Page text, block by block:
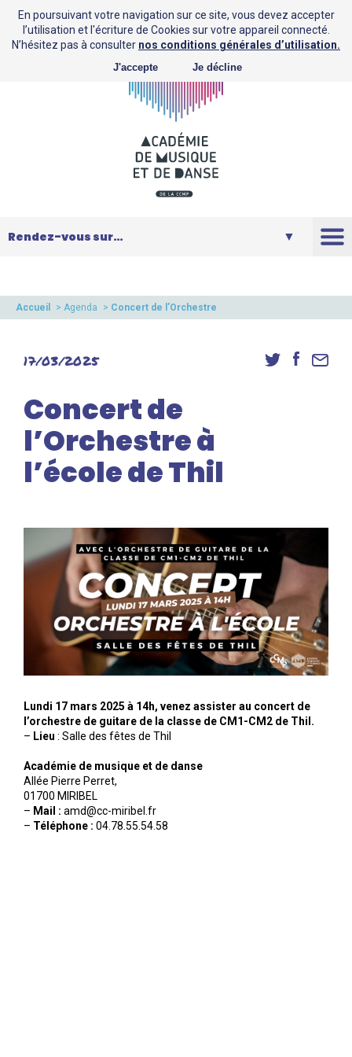
Saison
Danse
Accès élèves et familles
Accueil > Agenda > Concert de l’Orchestre
17/03/2025
Concert de
l’Orchestre à
l’école de Thil
Lundi 17 mars 2025 à 14h, venez assister au concert de
l’orchestre de guitare de la classe de CM1-CM2 de Thil.
– Lieu : Salle des fêtes de Thil
Académie de musique et de danse
Allée Pierre Perret,
01700 MIRIBEL
– Mail : amd@cc-miribel.fr
– Téléphone : 04.78.55.54.58
En poursuivant votre navigation sur ce site, vous devez accepter
l’utilisation et l'écriture de Cookies sur votre appareil connecté.
N’hésitez pas à consulter nos conditions générales d’utilisation.
J'accepte Je décline